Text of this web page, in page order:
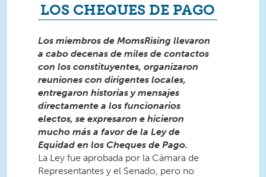
LOS CHEQUES DE PAGO
Los miembros de MomsRising llevaron
a cabo decenas de miles de contactos
con los constituyentes, organizaron
reuniones con dirigentes locales,
entregaron historias y mensajes
directamente a los funcionarios
electos, se expresaron e hicieron
mucho más a favor de la Ley de
Equidad en los Cheques de Pago.
La Ley fue aprobada por la Cámara de
Representantes y el Senado, pero no